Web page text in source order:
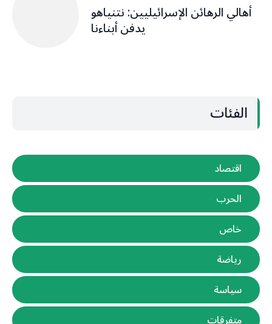
أهالي الرهائن الإسرائيليين: نتنياهو
يدفن أبناءنا
الفئات
اقتصاد
الحرب
خاص
رياضة
سياسة